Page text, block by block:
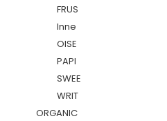
FRUS
Inne
OISE
PAPI
SWEE
WRIT
ORGANIC